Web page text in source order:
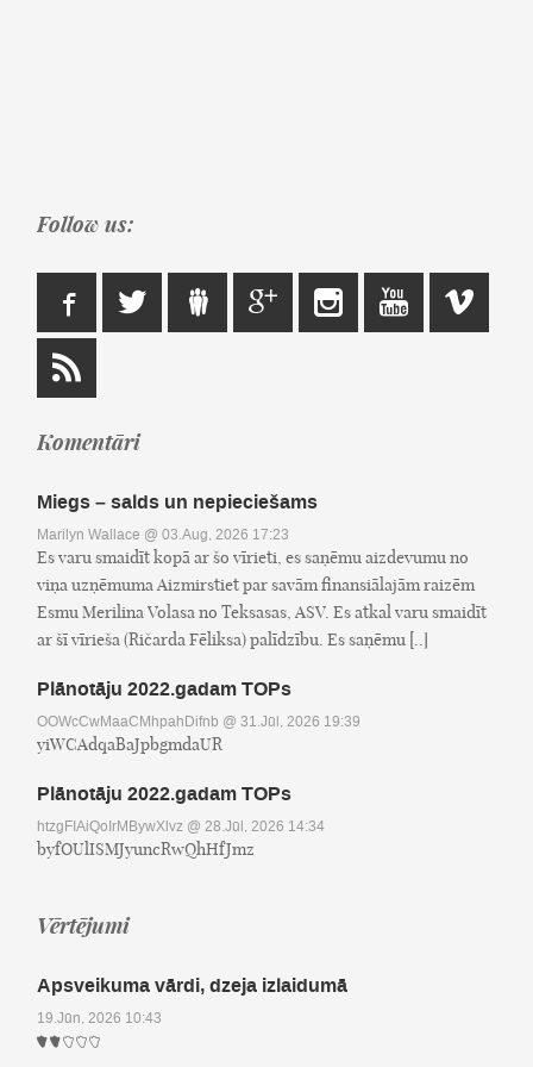
Follow us:
Komentāri
Miegs – salds un nepieciešams
Marilyn Wallace @ 03.Aug, 2026 17:23
Es varu smaidīt kopā ar šo vīrieti, es saņēmu aizdevumu no
viņa uzņēmuma Aizmirstiet par savām finansiālajām raizēm
Esmu Merilina Volasa no Teksasas, ASV. Es atkal varu smaidīt
ar šī vīrieša (Ričarda Fēliksa) palīdzību. Es saņēmu [..]
Plānotāju 2022.gadam TOPs
OOWcCwMaaCMhpahDifnb @ 31.Jūl, 2026 19:39
yiWCAdqaBaJpbgmdaUR
Plānotāju 2022.gadam TOPs
htzgFIAiQoIrMBywXlvz @ 28.Jūl, 2026 14:34
byfOUlISMJyuncRwQhHfJmz
Vērtējumi
Apsveikuma vārdi, dzeja izlaidumā
19.Jūn, 2026 10:43